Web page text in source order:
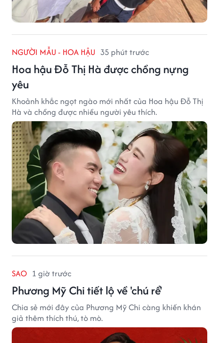
NGƯỜI MẪU - HOA HẬU 35 phút trước
Hoa hậu Đỗ Thị Hà được chồng nựng
yêu
Khoảnh khắc ngọt ngào mới nhất của Hoa hậu Đỗ Thị
Hà và chồng được nhiều người yêu thích.
SAO 1 giờ trước
Phương Mỹ Chi tiết lộ về 'chú rể'
Chia sẻ mới đây của Phương Mỹ Chi càng khiến khán
giả thêm thích thú, tò mò.